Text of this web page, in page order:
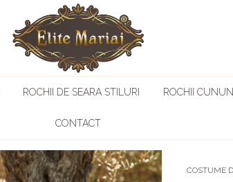
ROCHII DE SEARA STILURI ROCHII
CONTACT
COSTUME